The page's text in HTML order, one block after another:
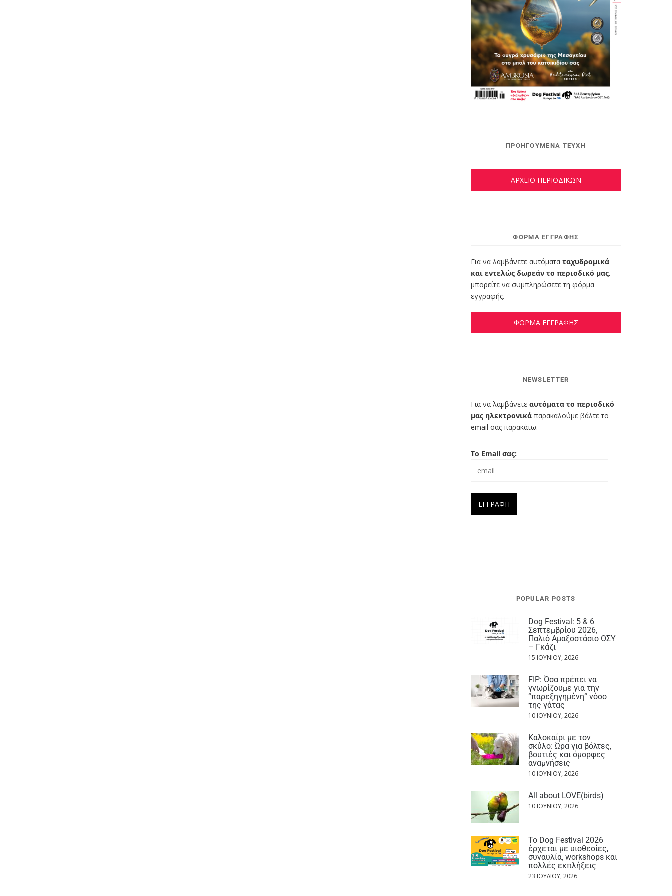
ΠΡΟΗΓΟΥΜΕΝΑ ΤΕΥΧΗ
ΑΡΧΕΙΟ ΠΕΡΙΟΔΙΚΩΝ
ΦΌΡΜΑ ΕΓΓΡΑΦΉΣ
Για να λαμβάνετε αυτόματα ταχυδρομικά
και εντελώς δωρεάν το περιοδικό μας,
μπορείτε να συμπληρώσετε τη φόρμα
εγγραφής.
ΦΟΡΜΑ ΕΓΓΡΑΦΗΣ
NEWSLETTER
Για να λαμβάνετε αυτόματα το περιοδικό
μας ηλεκτρονικά παρακαλούμε βάλτε το
email σας παρακάτω.
Το Email σας:
POPULAR POSTS
Dog Festival: 5 & 6
Σεπτεμβρίου 2026,
Παλιό Αμαξοστάσιο ΟΣΥ
– Γκάζι
15 ΙΟΥΝΊΟΥ, 2026
FIP: Όσα πρέπει να
γνωρίζουμε για την
“παρεξηγημένη“ νόσο
της γάτας
10 ΙΟΥΝΊΟΥ, 2026
Καλοκαίρι με τον
σκύλο: Ώρα για βόλτες,
βουτιές και όμορφες
αναμνήσεις
10 ΙΟΥΝΊΟΥ, 2026
All about LOVE(birds)
10 ΙΟΥΝΊΟΥ, 2026
Το Dog Festival 2026
έρχεται με υιοθεσίες,
συναυλία, workshops και
πολλές εκπλήξεις
23 ΙΟΥΛΊΟΥ, 2026